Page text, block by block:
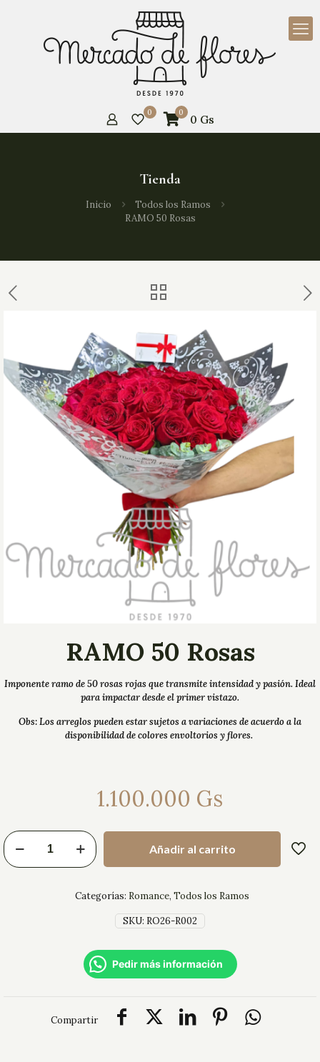
0 0 0 Gs
Tienda
Inicio
Todos los Ramos
RAMO 50 Rosas
RAMO 50 Rosas
Imponente ramo de 50 rosas rojas que transmite intensidad y pasión. Ideal
para impactar desde el primer vistazo.
Obs: Los arreglos pueden estar sujetos a variaciones de acuerdo a la
disponibilidad de colores envoltorios y flores.
1.100.000 Gs
Añadir al carrito
SKU: RO26-R002
Categorías: Romance, Todos los Ramos
Pedir más información
Compartir